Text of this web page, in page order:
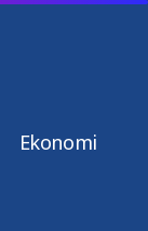
Ekonomi